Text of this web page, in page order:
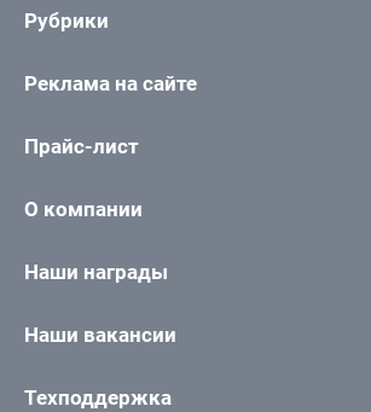
Рубрики
Реклама на сайте
Прайс-лист
О компании
Наши награды
Наши вакансии
Техподдержка